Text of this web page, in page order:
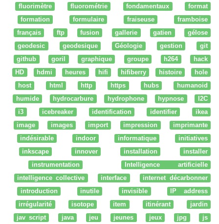
fluorimètre fluorométrie fondamentaux
format
formation
formulaire fraiseuse
framboise
français
ftp fusion gallerie gatien
gélose
geodesic
geodesique Géologie gestion
git
github
goril graphique groupe h264
hack
HD
hdmi heures hifi hifiberry histoire
hole
host
html http https hubs
humanoid
humide
hydrocarbure hydrophone hypnose
I2C
i3
icebreaker identification identifier
ikea
image
images import impression
imprimante
indésirable
indoor informatique
initiatives
inkscape
innover installation
installer
instrumentation
Intelligence artificielle
intelligence collective
interface
internet décarbonner
introduction
inutile invisible
IP address
irrégularité
isotope item itinérant
jardin
jav script
java jeu jeunes jeux jpg
js